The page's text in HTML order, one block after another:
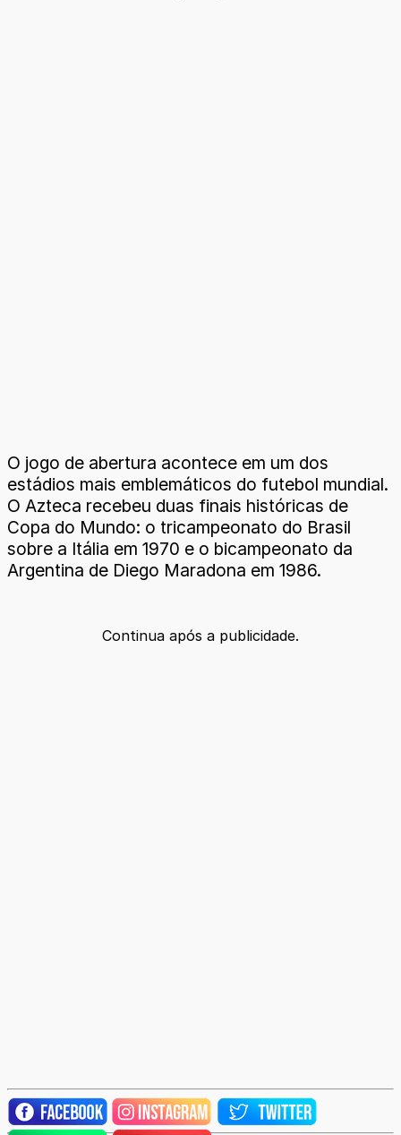
O jogo de abertura acontece em um dos
estádios mais emblemáticos do futebol mundial.
O Azteca recebeu duas finais históricas de
Copa do Mundo: o tricampeonato do Brasil
sobre a Itália em 1970 e o bicampeonato da
Argentina de Diego Maradona em 1986.
Continua após a publicidade.